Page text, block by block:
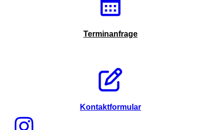
Terminanfrage
Kontaktformular